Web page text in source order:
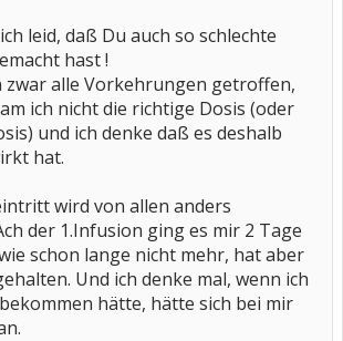
leid, daß Du auch so schlechte
hast !
zwar alle Vorkehrungen getroffen,
ich nicht die richtige Dosis (oder
und ich denke daß es deshalb
hat.
wird von allen anders
der 1.Infusion ging es mir 2 Tage
schon lange nicht mehr, hat aber
Und ich denke mal, wenn ich
hätte, hätte sich bei mir